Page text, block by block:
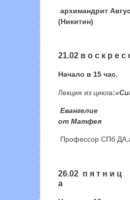
архимандрит
(Никитин)
21.02 в о с к р е с
Начало в 15 час.
Лекция из цикла:
Евангелие
от Матфея
Профессор СПб ДА,
26.02 п я т н и ц
а